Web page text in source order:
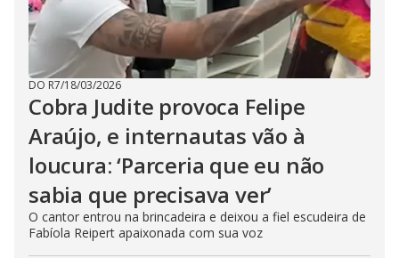
DO R7/18/03/2026
Cobra Judite provoca Felipe
Araújo, e internautas vão à
loucura: ‘Parceria que eu não
sabia que precisava ver’
O cantor entrou na brincadeira e deixou a fiel escudeira de
Fabíola Reipert apaixonada com sua voz